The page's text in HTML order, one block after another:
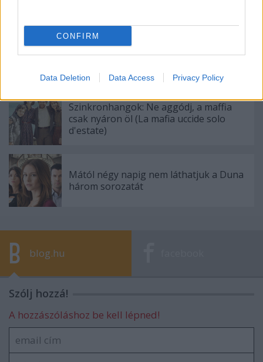
CONFIRM
Data Deletion Data Access Privacy Policy
Szinkronhangok: Ne aggódj, a maffia
csak nyáron öl (La mafia uccide solo
d'estate)
Mától négy napig nem láthatjuk a Duna
három sorozatát
blog.hu
Szólj hozzá!
A hozzászóláshoz be kell lépned!